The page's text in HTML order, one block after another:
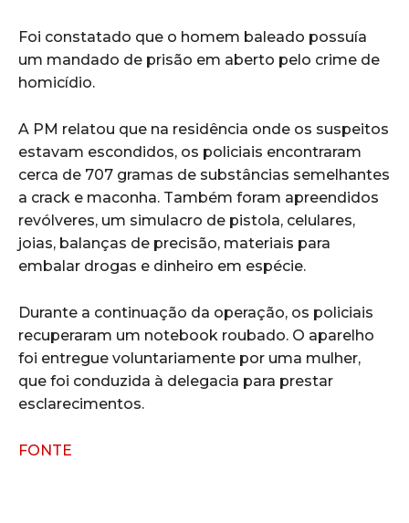
Foi constatado que o homem baleado possuía
um mandado de prisão em aberto pelo crime de
homicídio.
A PM relatou que na residência onde os suspeitos
estavam escondidos, os policiais encontraram
cerca de 707 gramas de substâncias semelhantes
a crack e maconha. Também foram apreendidos
revólveres, um simulacro de pistola, celulares,
joias, balanças de precisão, materiais para
embalar drogas e dinheiro em espécie.
Durante a continuação da operação, os policiais
recuperaram um notebook roubado. O aparelho
foi entregue voluntariamente por uma mulher,
que foi conduzida à delegacia para prestar
esclarecimentos.
FONTE